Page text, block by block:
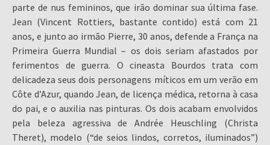
parte de nus femininos, que irão dominar sua última fase.
Jean (Vincent Rottiers, bastante contido) está com 21
anos, e junto ao irmão Pierre, 30 anos, defende a França na
Primeira Guerra Mundial – os dois seriam afastados por
ferimentos de guerra. O cineasta Bourdos trata com
delicadeza seus dois personagens míticos em um verão em
Côte d’Azur, quando Jean, de licença médica, retorna à casa
do pai, e o auxilia nas pinturas. Os dois acabam envolvidos
pela beleza agressiva de Andrée Heuschling (Christa
Theret), modelo (“de seios lindos, corretos, iluminados”)